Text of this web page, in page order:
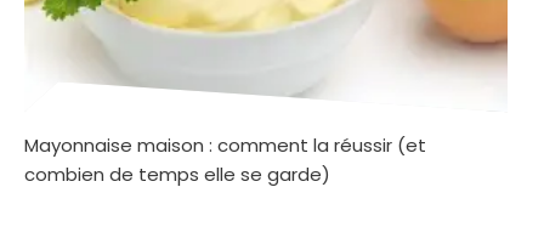
Mayonnaise maison : comment la réussir (et
combien de temps elle se garde)